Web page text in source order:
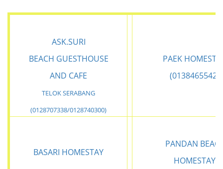
ASK.SURI
BEACH GUESTHOUSE
AND CAFE
TELOK SERABANG
(0128707338/0128740300)
PAEK
(0138465542)
BASARI HOMESTAY
PANDAN
HOMESTAY